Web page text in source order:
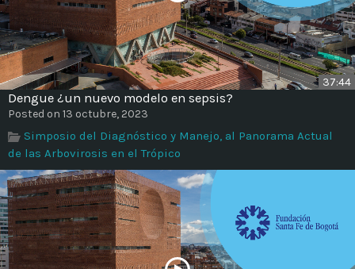
37:44
Dengue ¿un nuevo modelo en sepsis?
Posted on 13 octubre, 2023
Simposio del Diagnóstico y Manejo, al Panorama Actual
de las Arbovirosis en el Trópico